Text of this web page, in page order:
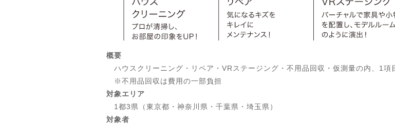
概要
ハウスクリーニング・リペア・VRステージング・不用品回収・仮測量の内、1項
※不用品回収は費用の一部負担
対象エリア
1都3県（東京都・神奈川県・千葉県・埼玉県）
対象者